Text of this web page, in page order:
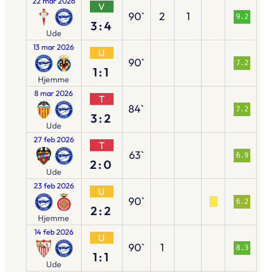
Ude
V
3:4
90` 2 1 9.2
13 mar 2026
Hjemme
U
1:1
90` 7.2
8 mar 2026
Ude
T
3:2
84` 7.2
27 feb 2026
Ude
T
2:0
63` 6.9
23 feb 2026
Hjemme
U
2:2
90` 6.2
14 feb 2026
Ude
U
1:1
90` 1 8.3